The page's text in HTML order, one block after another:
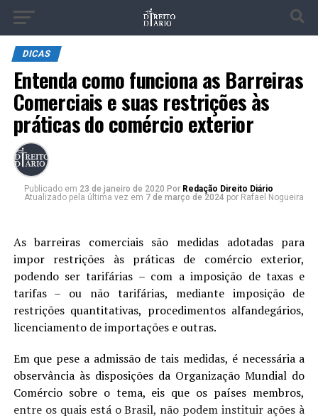
DICAS
Entenda como funciona as Barreiras
Comerciais e suas restrições às
práticas do comércio exterior
Publicado em 23 de janeiro de 2020 Por Redação Direito Diário
Atualizado pela última vez em 7 de março de 2024 por Rafael Nogueira
As barreiras comerciais são medidas adotadas para
impor restrições às práticas de comércio exterior,
podendo ser tarifárias – com a imposição de taxas e
tarifas – ou não tarifárias, mediante imposição de
restrições quantitativas, procedimentos alfandegários,
licenciamento de importações e outras.
Em que pese a admissão de tais medidas, é necessária a
observância às disposições da Organização Mundial do
Comércio sobre o tema, eis que os países membros,
entre os quais está o Brasil, não podem instituir ações à